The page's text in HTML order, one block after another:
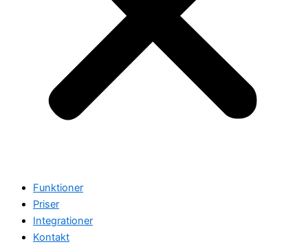
Funktioner
Priser
Integrationer
Kontakt